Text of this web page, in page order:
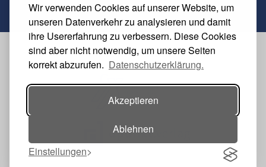
Wir verwenden Cookies auf unserer Website, um
unseren Datenverkehr zu analysieren und damit
ihre Usererfahrung zu verbessern. Diese Cookies
sind aber nicht notwendig, um unsere Seiten
korrekt abzurufen. Datenschutzerklärung.
Akzeptieren
Ablehnen
Einstellungen
Veranstalter